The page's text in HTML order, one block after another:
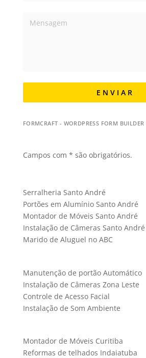
E N V I A R
FORMCRAFT - WORDPRESS FORM BUILDER
Campos com * são obrigatórios.
Serralheria Santo André
Portões em Alumínio Santo André
Montador de Móveis Santo André
Instalação de Câmeras Santo André
Marido de Aluguel no ABC
Manutenção de portão Automático
Instalação de Câmeras Zona Leste
Controle de Acesso Facial
Instalação de Som Ambiente
Montador de Móveis Curitiba
Reformas de telhados Indaiatuba